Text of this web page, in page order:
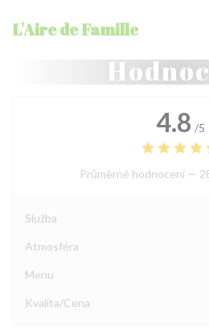
L'Aire de Famille
4.8 /5
Průměrné hodnocení —
Služba
Atmosféra
Menu
Kvalita/Cena